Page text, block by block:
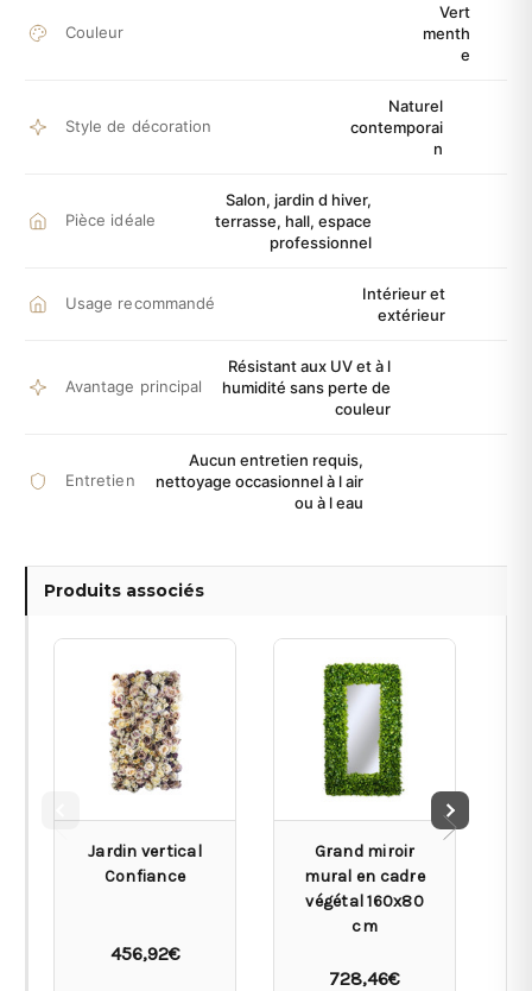
Couleur
Vert
menth
e
Style de décoration
Naturel
contemporai
n
Pièce idéale
Salon, jardin d hiver,
terrasse, hall, espace
professionnel
Usage recommandé
Intérieur et
extérieur
Avantage principal
Résistant aux UV et à l
humidité sans perte de
couleur
Entretien
Aucun entretien requis,
nettoyage occasionnel à l air
ou à l eau
Produits associés
Jardin vertical
Confiance
456,92€
Grand miroir
mural en cadre
végétal 160x80
cm
728,46€